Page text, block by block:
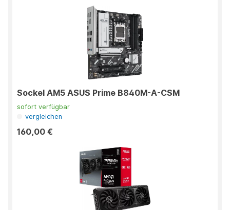
Sockel AM5 ASUS Prime B840M-A-CSM
sofort verfügbar
vergleichen
160,00 €